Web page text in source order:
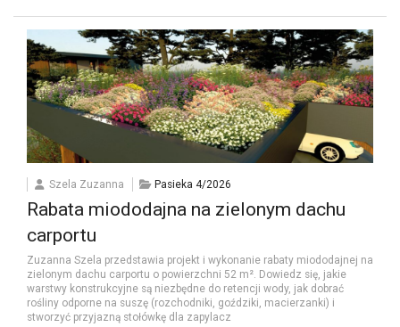
Szela Zuzanna Pasieka 4/2026
Rabata miododajna na zielonym dachu
carportu
Zuzanna Szela przedstawia projekt i wykonanie rabaty miododajnej na
zielonym dachu carportu o powierzchni 52 m². Dowiedz się, jakie
warstwy konstrukcyjne są niezbędne do retencji wody, jak dobrać
rośliny odporne na suszę (rozchodniki, goździki, macierzanki) i
stworzyć przyjazną stołówkę dla zapylacz